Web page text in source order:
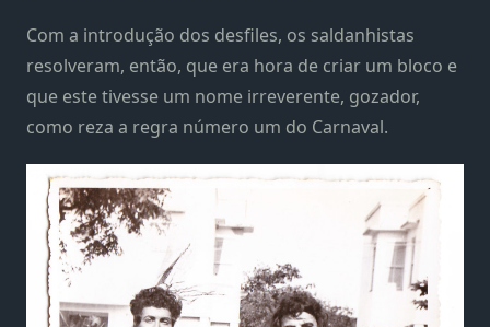
Com a introdução dos desfiles, os saldanhistas
resolveram, então, que era hora de criar um bloco e
que este tivesse um nome irreverente, gozador,
como reza a regra número um do Carnaval.